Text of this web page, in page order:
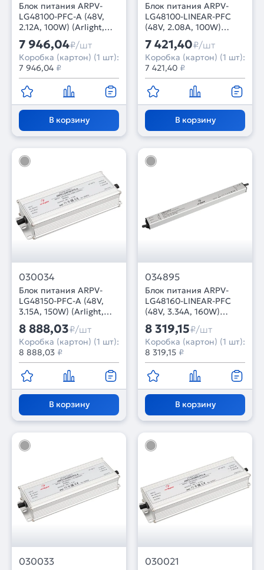
Блок питания ARPV-
LG48100-PFC-A (48V,
2.12A, 100W) (Arlight,
IP67 Металл, 5 лет)
7 946,04₽/шт
Коробка (картон) (1 шт):
7 946,04 ₽
В корзину
Блок питания ARPV-
LG48100-LINEAR-PFC
(48V, 2.08A, 100W)
(Arlight, IP67 Металл, 5
лет)
7 421,40₽/шт
Коробка (картон) (1 шт):
7 421,40 ₽
В корзину
030034
Блок питания ARPV-
LG48150-PFC-A (48V,
3.15A, 150W) (Arlight,
IP67 Металл, 5 лет)
8 888,03₽/шт
Коробка (картон) (1 шт):
8 888,03 ₽
В корзину
034895
Блок питания ARPV-
LG48160-LINEAR-PFC
(48V, 3.34A, 160W)
(Arlight, IP67 Металл, 5
лет)
8 319,15₽/шт
Коробка (картон) (1 шт):
8 319,15 ₽
В корзину
030033 030021